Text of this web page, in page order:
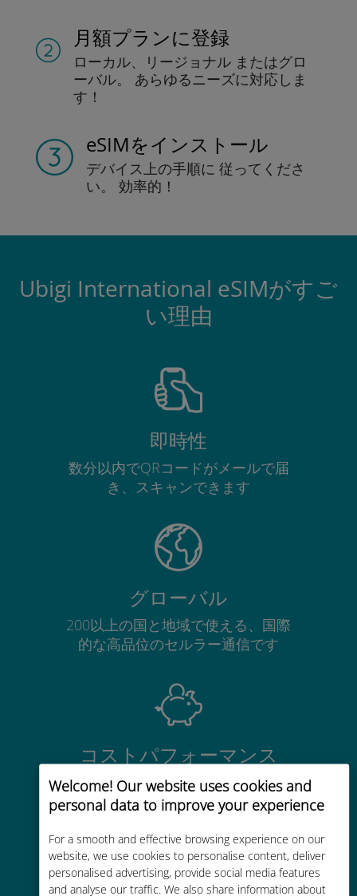
Welcome! Our website uses cookies and
personal data to improve your experience
For a smooth and effective browsing experience on our
website, we use cookies to personalise content, deliver
personalised advertising, provide social media features
and analyse our traffic. We also share information about
月額プランに登録
ローカル、リージョナル またはグロ
ーバル。
あらゆるニーズに対応しま
す！
eSIMをインストール
デバイス上の手順に 従ってくださ
い。
効率的！
Ubigi International eSIMがすご
い理由
即時性
数分以内でQRコードがメールで届
き、スキャンできます
グローバル
200以上の国と地域で使える、国際
的な高品位のセルラー通信です
コストパフォーマンス
お客様が普段お使いのキャリアでロ
ーミングサービスを使った場合に比
べて最大で90％の節約が可能です。